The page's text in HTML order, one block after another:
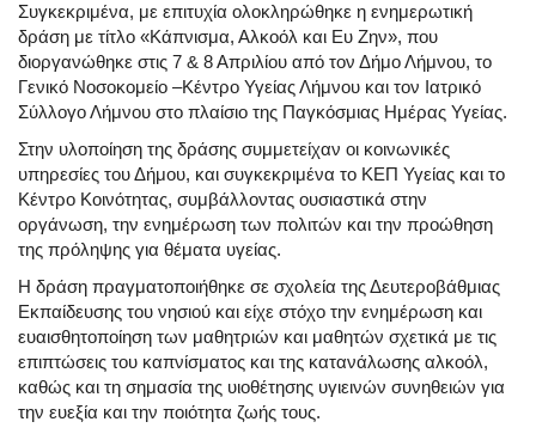
Συγκεκριμένα, με επιτυχία ολοκληρώθηκε η ενημερωτική
δράση με τίτλο «Κάπνισμα, Αλκοόλ και Ευ Ζην», που
διοργανώθηκε στις 7 & 8 Απριλίου από τον Δήμο Λήμνου, το
Γενικό Νοσοκομείο –Κέντρο Υγείας Λήμνου και τον Ιατρικό
Σύλλογο Λήμνου στο πλαίσιο της Παγκόσμιας Ημέρας Υγείας.
Στην υλοποίηση της δράσης συμμετείχαν οι κοινωνικές
υπηρεσίες του Δήμου, και συγκεκριμένα το ΚΕΠ Υγείας και το
Κέντρο Κοινότητας, συμβάλλοντας ουσιαστικά στην
οργάνωση, την ενημέρωση των πολιτών και την προώθηση
της πρόληψης για θέματα υγείας.
Η δράση πραγματοποιήθηκε σε σχολεία της Δευτεροβάθμιας
Εκπαίδευσης του νησιού και είχε στόχο την ενημέρωση και
ευαισθητοποίηση των μαθητριών και μαθητών σχετικά με τις
επιπτώσεις του καπνίσματος και της κατανάλωσης αλκοόλ,
καθώς και τη σημασία της υιοθέτησης υγιεινών συνηθειών για
την ευεξία και την ποιότητα ζωής τους.